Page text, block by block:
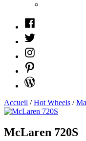
Facebook
Twitter
Instagram
Pinterest
WordPress
Accueil /Hot Wheels /
McLaren 720S